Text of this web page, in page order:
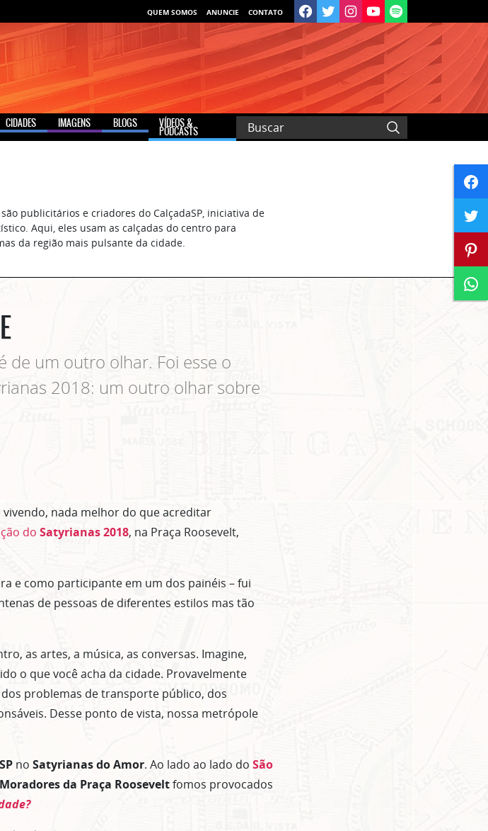
QUEM SOMOS ANUNCIE CONTATO
CIDADES IMAGENS BLOGS VÍDEOS &
PODCASTS
publicitários e criadores do CalçadaSP, iniciativa de
Aqui, eles usam as calçadas do centro para
da região mais pulsante da cidade.
de um outro olhar. Foi esse o
2018: um outro olhar sobre
nada melhor do que acreditar
do Satyrianas 2018, na Praça Roosevelt,
e como participante em um dos painéis – fui
de pessoas de diferentes estilos mas tão
as artes, a música, as conversas. Imagine,
o que você acha da cidade. Provavelmente
problemas de transporte público, dos
Desse ponto de vista, nossa metrópole
no Satyrianas do Amor. Ao lado ao lado do São
da Praça Rooseveltfomos provocados